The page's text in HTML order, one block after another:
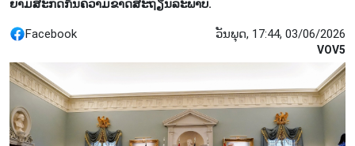
ຍາມ​ສະ​ກັດ​ກັ້ນຄວາມ​ຂາດ​ສະ​ຖຽນ​ລະ​ພາບ.
Facebook ວັນພຸດ, 17:44, 03/06/2026
VOV5